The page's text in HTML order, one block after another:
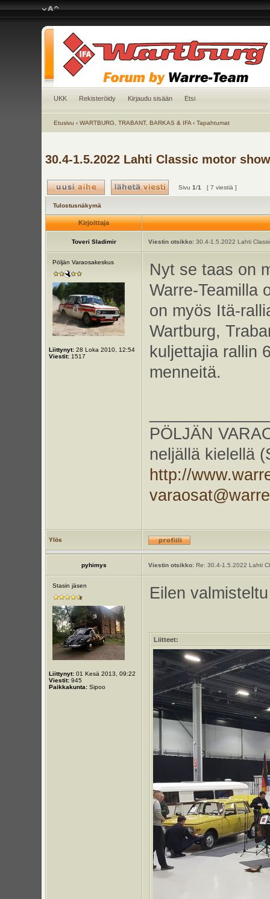
UKK Rekisteröidy Kirjaudu sisään Etsi
Etusivu ‹ WARTBURG, TRABANT, BARKAS & IFA ‹ Tapahtumat
30.4-1.5.2022 Lahti Classic motor show
Sivu 1/1 [ 7 viestiä ]
Tulostusnäkymä
Kirjoittaja
Toveri Sladimir Viestin otsikko:30.4-1.5.2022 Lahti
Pöljän Varaosakeskus
Liittynyt:28 Loka 2010, 12:54
Viestit:1517
Nyt se taas on
Warre-Teamilla
on myös Itä-
Wartburg,
kuljettajia rallin
menneitä.
PÖLJÄN
neljällä kielellä
http://
Ylös
pyhimys Viestin otsikko:Re: 30.4-1.5.2022 Lahti
Stasin jäsen
Liittynyt:01 Kesä 2013, 09:22
Viestit:945
Paikkakunta:Sipoo
Eilen
Liitteet: